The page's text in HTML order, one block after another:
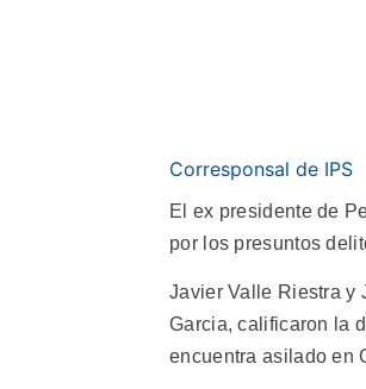
Corresponsal de IPS
El ex presidente de
por los presuntos
Javier Valle Riestra y
Garcia, calificaron la
encuentra asilado en